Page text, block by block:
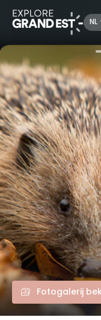
NL
Kijk je ogen uit in de
Fotogalerij